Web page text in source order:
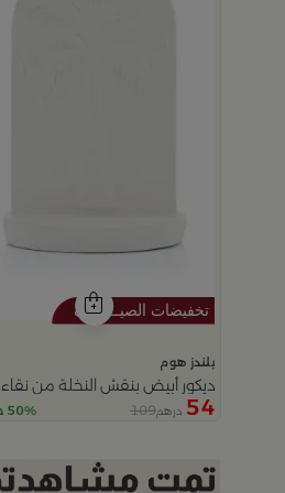
بلندز هوم
ديكور أبيض بنقش النخلة من نقاء
54 درهم109 50% خصم